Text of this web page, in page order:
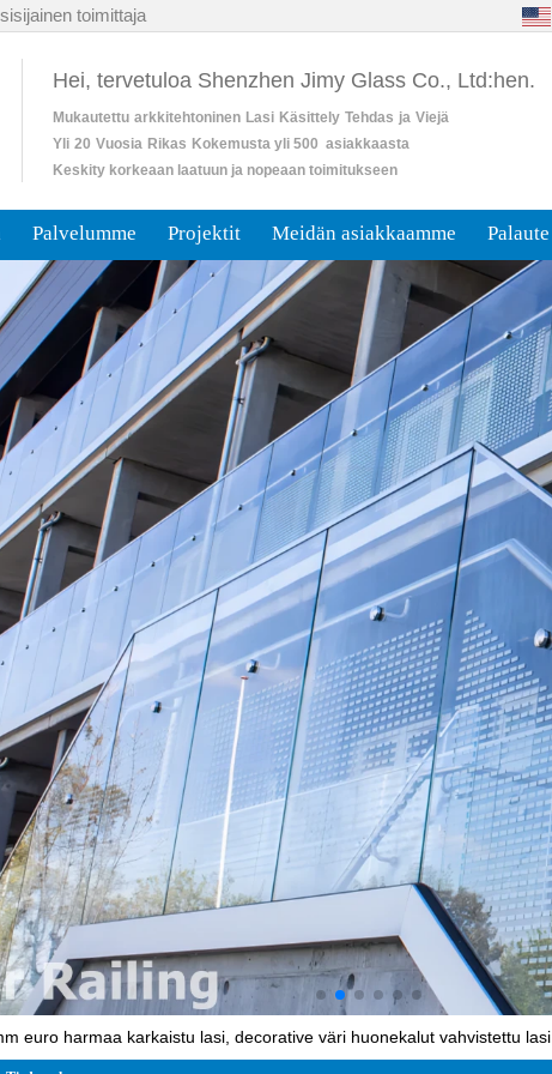
toimittaja
Hei, tervetuloa Shenzhen Jimy Glass Co., Ltd:hen.
Mukautettu arkkitehtoninen Lasi Käsittely Tehdas ja Viejä
Yli 20 Vuosia Rikas Kokemusta yli 500 asiakkaasta
Keskity korkeaan laatuun ja nopeaan toimitukseen
Palvelumme Projektit Meidän asiakkaamme Palaute
euro harmaa karkaistu lasi, decorative väri huonekalut vahvistettu lasi